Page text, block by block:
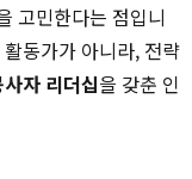
고민한다는 점입니
동가가 아니라, 전략
자 리더십을 갖춘 인